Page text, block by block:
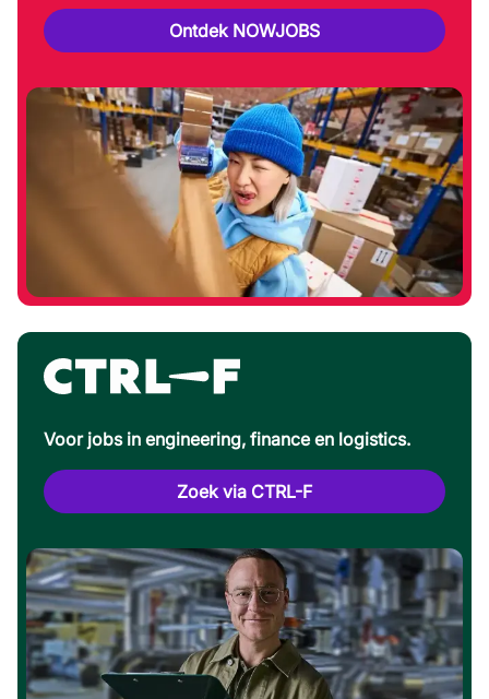
Ontdek NOWJOBS
Voor jobs in engineering, finance en logistics.
Zoek via CTRL-F